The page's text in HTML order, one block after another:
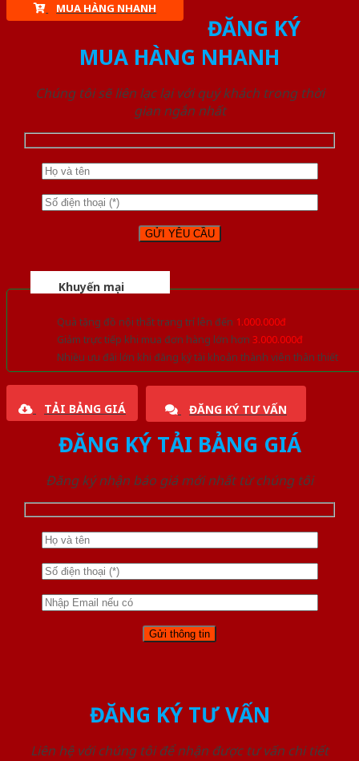
MUA HÀNG NHANH
ĐĂNG KÝ
MUA HÀNG NHANH
Chúng tôi sẽ liên lạc lại với quý khách trong thời
gian ngắn nhất
Khuyến mại
Quà tặng đồ nội thất trang trí lên đến 1.000.000đ
Giảm trực tiếp khi mua đơn hàng lớn hơn 3.000.000đ
Nhiều ưu đãi lớn khi đăng ký tài khoản thành viên thân thiết
TẢI BẢNG GIÁ ĐĂNG KÝ TƯ VẤN
ĐĂNG KÝ TẢI BẢNG GIÁ
Đăng ký nhận báo giá mới nhất từ chúng tôi
ĐĂNG KÝ TƯ VẤN
Liên hệ với chúng tôi để nhận được tư vấn chi tiết